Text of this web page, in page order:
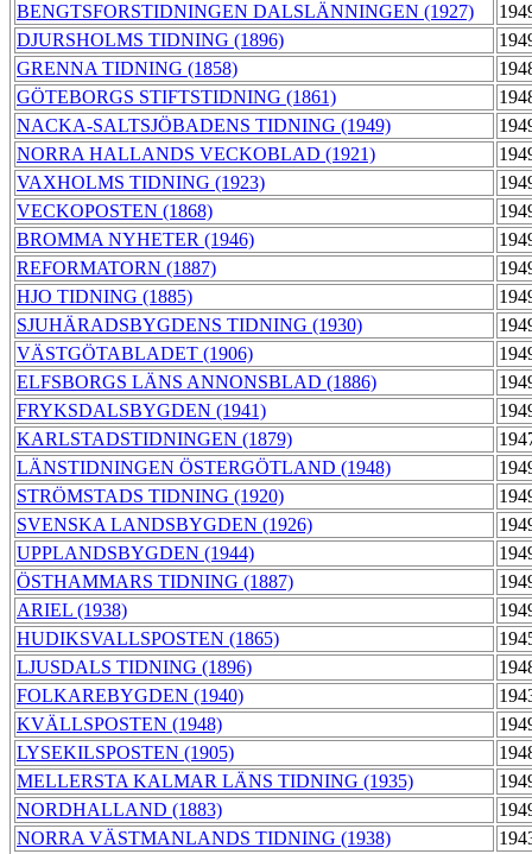
BENGTSFORSTIDNINGEN DALSLÄNNINGEN (1927)
DJURSHOLMS TIDNING (1896)
GRENNA TIDNING (1858)
GÖTEBORGS STIFTSTIDNING (1861)
NACKA-SALTSJÖBADENS TIDNING (1949)
NORRA HALLANDS VECKOBLAD (1921)
VAXHOLMS TIDNING (1923)
VECKOPOSTEN (1868)
BROMMA NYHETER (1946)
REFORMATORN (1887)
HJO TIDNING (1885)
SJUHÄRADSBYGDENS TIDNING (1930)
VÄSTGÖTABLADET (1906)
ELFSBORGS LÄNS ANNONSBLAD (1886)
FRYKSDALSBYGDEN (1941)
KARLSTADSTIDNINGEN (1879)
LÄNSTIDNINGEN ÖSTERGÖTLAND (1948)
STRÖMSTADS TIDNING (1920)
SVENSKA LANDSBYGDEN (1926)
UPPLANDSBYGDEN (1944)
ÖSTHAMMARS TIDNING (1887)
ARIEL (1938)
HUDIKSVALLSPOSTEN (1865)
LJUSDALS TIDNING (1896)
FOLKAREBYGDEN (1940)
KVÄLLSPOSTEN (1948)
LYSEKILSPOSTEN (1905)
MELLERSTA KALMAR LÄNS TIDNING (1935)
NORDHALLAND (1883)
NORRA VÄSTMANLANDS TIDNING (1938)